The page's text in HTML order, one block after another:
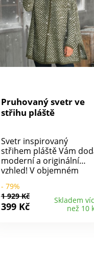
Pruhovaný svetr ve
střihu pláště
Svetr inspirovaný
střihem pláště Vám
moderní a originální
vzhled! V objemném
Asymetrické zapínání na
patent a stojáček na
knoflík. Spadlá ramena.
- 79%
1 929 Kč
399 Kč
Skladem
než 10